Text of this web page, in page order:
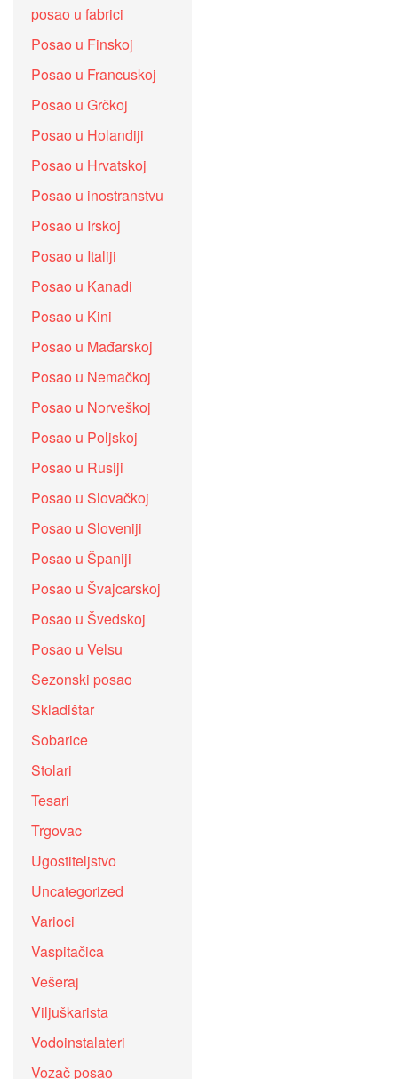
posao u fabrici
Posao u Finskoj
Posao u Francuskoj
Posao u Grčkoj
Posao u Holandiji
Posao u Hrvatskoj
Posao u inostranstvu
Posao u Irskoj
Posao u Italiji
Posao u Kanadi
Posao u Kini
Posao u Mađarskoj
Posao u Nemačkoj
Posao u Norveškoj
Posao u Poljskoj
Posao u Rusiji
Posao u Slovačkoj
Posao u Sloveniji
Posao u Španiji
Posao u Švajcarskoj
Posao u Švedskoj
Posao u Velsu
Sezonski posao
Skladištar
Sobarice
Stolari
Tesari
Trgovac
Ugostiteljstvo
Uncategorized
Varioci
Vaspitačica
Vešeraj
Viljuškarista
Vodoinstalateri
Vozač posao